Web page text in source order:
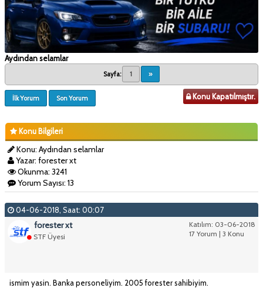
Aydından selamlar
Sayfa: 1 »
İlk Yorum Son Yorum Konu Kapatılmıştır.
Konu Bilgileri
Konu: Aydından selamlar
Yazar: forester xt
Okunma: 3241
Yorum Sayısı: 13
04-06-2018, Saat: 00:07
Katılım: 03-06-2018
17 Yorum | 3 Konu
forester xt
STF Üyesi
ismim yasin. Banka personeliyim. 2005 forester sahibiyim.